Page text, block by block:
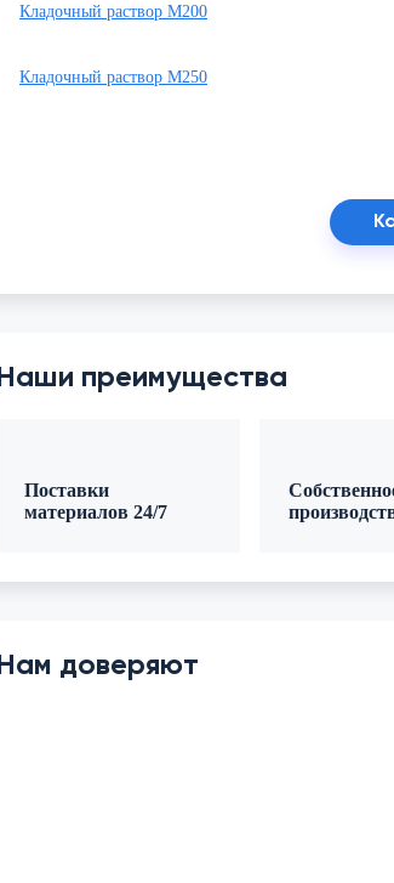
Кладочный раствор М200
Кладочный раствор М250
Наши преимущества
Поставки
материалов 24/7
Нам доверяют